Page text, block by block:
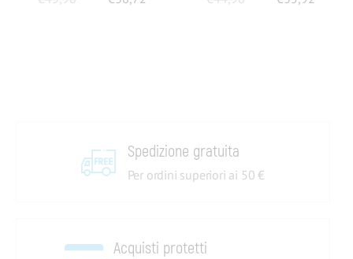
Spedizione gratuita
Per ordini superiori ai 50 €
Acquisti protetti